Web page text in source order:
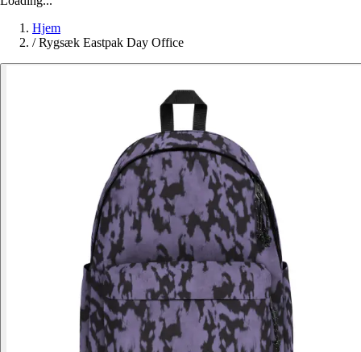
Hjem
/ Rygsæk Eastpak Day Office